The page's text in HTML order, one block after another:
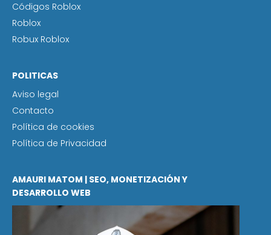
Códigos Roblox
Roblox
Robux Roblox
POLITICAS
Aviso legal
Contacto
Política de cookies
Política de Privacidad
AMAURI MATOM | SEO, MONETIZACIÓN Y
DESARROLLO WEB